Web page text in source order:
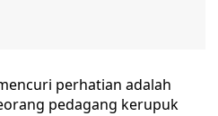
perhatian adalah
pedagang kerupuk